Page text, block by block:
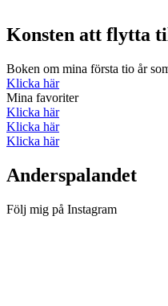
Konsten att flytta
Boken om mina första tio år
Klicka här
Mina favoriter
Klicka här
Klicka här
Klicka här
Anderspalandet
Följ mig på Instagram